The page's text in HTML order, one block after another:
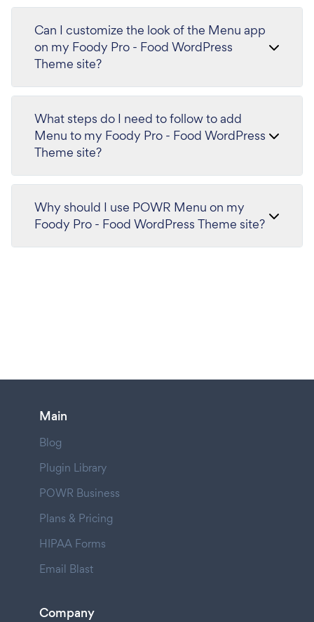
Can I customize the look of the Menu app
on my Foody Pro - Food WordPress
Theme site?
What steps do I need to follow to add
Menu to my Foody Pro - Food WordPress
Theme site?
Why should I use POWR Menu on my
Foody Pro - Food WordPress Theme site?
Main
Blog
Plugin Library
POWR Business
Plans & Pricing
HIPAA Forms
Email Blast
Company